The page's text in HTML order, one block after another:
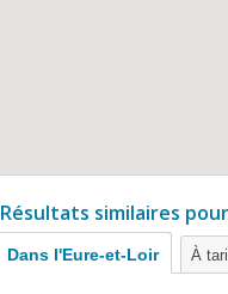
Résultats similaires
Dans l'Eure-et-Loir À